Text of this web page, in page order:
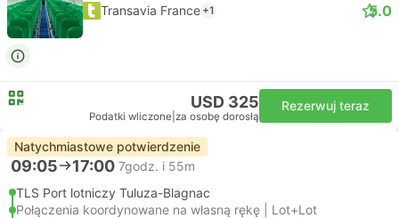
Transavia France +1 5.0
USD 325
Podatki wliczone za osobę dorosłą
Rezerwuj teraz
Natychmiastowe potwierdzenie
09:05 17:00 7godz. i 55m
TLS Port lotniczy Tuluza-Blagnac
Połączenia koordynowane na własną rękę | Lot+Lot